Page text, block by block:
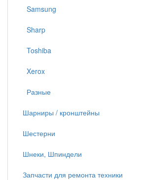
Samsung
Sharp
Toshiba
Xerox
Разные
Шарниры / кронштейны
Шестерни
Шнеки, Шпиндели
Запчасти для ремонта техники